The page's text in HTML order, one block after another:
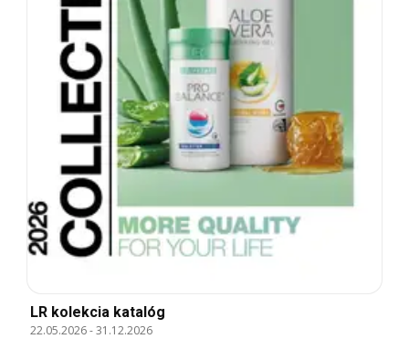
LR kolekcia katalóg
22.05.2026-31.12.2026